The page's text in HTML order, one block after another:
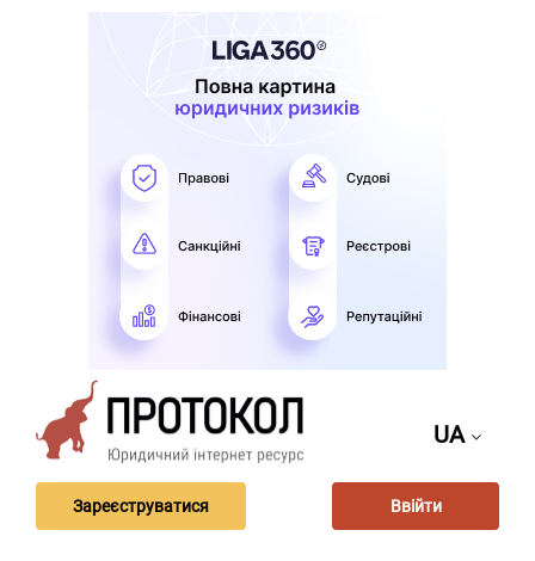
UA
Зареєструватися Ввійти